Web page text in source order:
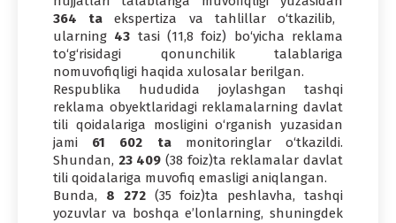
364 taekspertiza va tahlillar o‘tkazilib,
ularning 43 tasi (11,8 foiz) bo‘yicha reklama
to‘g‘risidagi qonunchilik talablariga
nomuvofiqligi haqida xulosalar berilgan.
Respublika hududida joylashgan tashqi
reklama obyektlaridagi reklamalarning davlat
tili qoidalariga mosligini o‘rganish yuzasidan
jami 61 602 tamonitoringlar o‘tkazildi.
Shundan, 23 409 (38 foiz)ta reklamalar davlat
tili qoidalariga muvofiq emasligi aniqlangan.
Bunda, 8 272(35 foiz)ta peshlavha, tashqi
yozuvlar va boshqa e’lonlarning, shuningdek